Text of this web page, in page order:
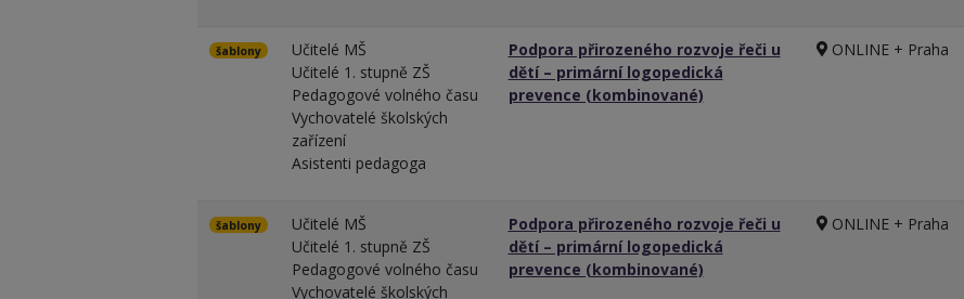
šablony
Učitelé MŠ
Učitelé 1. stupně ZŠ
Pedagogové volného času
Vychovatelé školských
zařízení
Asistenti pedagoga
Podpora přirozeného rozvoje řeči u
dětí – primární logopedická
prevence (kombinované)
ONLINE + Praha
šablony
Učitelé MŠ
Učitelé 1. stupně ZŠ
Pedagogové volného času
Vychovatelé školských
Podpora přirozeného rozvoje řeči u
dětí – primární logopedická
prevence (kombinované)
ONLINE + Praha